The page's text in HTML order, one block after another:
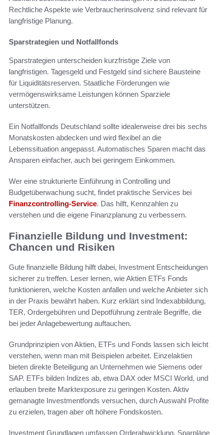
Rechtliche Aspekte wie Verbraucherinsolvenz sind relevant für
langfristige Planung.
Sparstrategien und Notfallfonds
Sparstrategien unterscheiden kurzfristige Ziele von
langfristigen. Tagesgeld und Festgeld sind sichere Bausteine
für Liquiditätsreserven. Staatliche Förderungen wie
vermögenswirksame Leistungen können Sparziele
unterstützen.
Ein Notfallfonds Deutschland sollte idealerweise drei bis sechs
Monatskosten abdecken und wird flexibel an die
Lebenssituation angepasst. Automatisches Sparen macht das
Ansparen einfacher, auch bei geringem Einkommen.
Wer eine strukturierte Einführung in Controlling und
Budgetüberwachung sucht, findet praktische Services bei
Finanzcontrolling-Service. Das hilft, Kennzahlen zu
verstehen und die eigene Finanzplanung zu verbessern.
Finanzielle Bildung und Investment:
Chancen und Risiken
Gute finanzielle Bildung hilft dabei, Investment Entscheidungen
sicherer zu treffen. Leser lernen, wie Aktien ETFs Fonds
funktionieren, welche Kosten anfallen und welche Anbieter sich
in der Praxis bewährt haben. Kurz erklärt sind Indexabbildung,
TER, Ordergebühren und Depotführung zentrale Begriffe, die
bei jeder Anlagebewertung auftauchen.
Grundprinzipien von Aktien, ETFs und Fonds lassen sich leicht
verstehen, wenn man mit Beispielen arbeitet. Einzelaktien
bieten direkte Beteiligung an Unternehmen wie Siemens oder
SAP. ETFs bilden Indizes ab, etwa DAX oder MSCI World, und
erlauben breite Marktexposure zu geringen Kosten. Aktiv
gemanagte Investmentfonds versuchen, durch Auswahl Profite
zu erzielen, tragen aber oft höhere Fondskosten.
Investment Grundlagen umfassen Orderabwicklung, Sparpläne